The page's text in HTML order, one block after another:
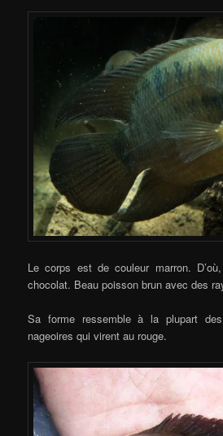
Le corps est de couleur marron.
chocolat. Beau poisson brun avec des
Sa forme ressemble à la plupart
nageoires qui virent au rouge.